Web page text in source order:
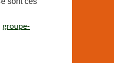
groupe-